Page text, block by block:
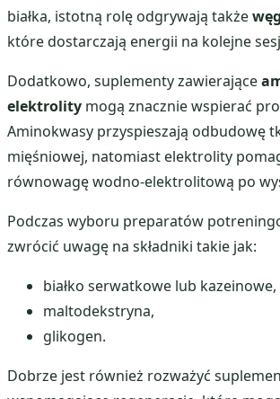
białka, istotną rolę odgrywają także
które dostarczają energii na kolejne
Dodatkowo, suplementy zawierające
elektrolity mogą znacznie wspierać
Aminokwasy przyspieszają odbudowę
mięśniowej, natomiast elektrolity
równowagę wodno-elektrolitową po
Podczas wyboru preparatów
zwrócić uwagę na składniki takie jak:
białko serwatkowe lub kazeinowe,
maltodekstryna,
glikogen.
Dobrze jest również rozważyć